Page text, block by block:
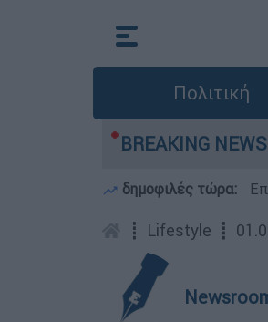
Πολιτική
BREAKING
ημερών - Νοσηλευόταν στη
δημοφιλές τώρα:
┋ Lifestyle ┋